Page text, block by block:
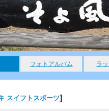
フォトアルバム ラ
スイフトスポーツ]